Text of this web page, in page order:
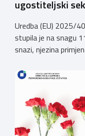
ugostiteljski
Uredba (EU) 2025/
stupila je na snagu
snazi, njezina
zatražila je od
tranzicije službeno
ugostiteljski sektor.